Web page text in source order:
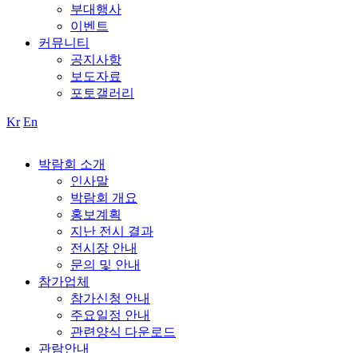
부대행사
이벤트
커뮤니티
공지사항
보도자료
포토갤러리
Kr En
박람회 소개
인사말
박람회 개요
홍보계획
지난 전시 결과
전시장 안내
문의 및 안내
참가업체
참가신청 안내
주요일정 안내
관련양식 다운로드
관람안내